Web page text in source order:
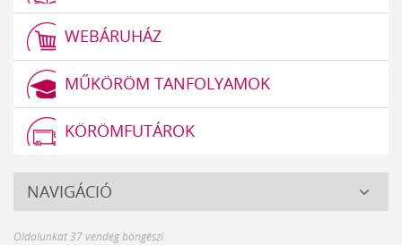
WEBÁRUHÁZ
MŰKÖRÖM TANFOLYAMOK
KÖRÖMFUTÁROK
Crystal
NAVIGÁCIÓ
Oldalunkat 37 vendég böngészi.